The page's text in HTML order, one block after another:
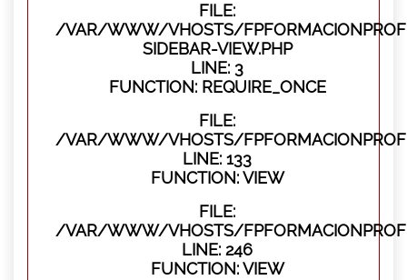
FILE:
/VAR/WWW/VHOSTS/
SIDEBAR-VIEW.PHP
LINE: 3
FUNCTION: REQUIRE_ONCE
FILE:
/VAR/WWW/VHOSTS/
LINE: 133
FUNCTION: VIEW
FILE:
/VAR/WWW/VHOSTS/
LINE: 246
FUNCTION: VIEW